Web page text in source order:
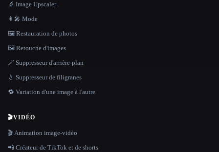
🔬 Image Upscaler
👩‍🎤 Mode
🖼️ Restauration de photos
🖼️ Retouche d'images
🪄 Suppresseur d'arrière-plan
💧 Suppresseur de filigranes
🔁 Variation d'une image à l'autre
🎬VIDÉO
🎬 Animation image-vidéo
📲 Créateur de TikTok et de shorts